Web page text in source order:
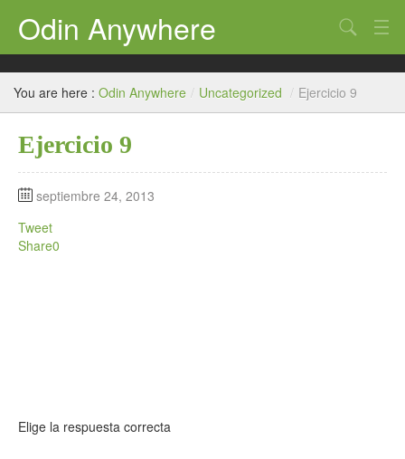
Odin Anywhere
T. Contable
Práctica
Simulador
Plan Contable
Contaone
Search
You are here : Odin Anywhere / Uncategorized / Ejercicio 9
Ejercicio 9
septiembre 24, 2013
Tweet
Share0
Elige la respuesta correcta